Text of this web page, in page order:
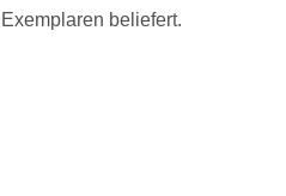
beliefert.